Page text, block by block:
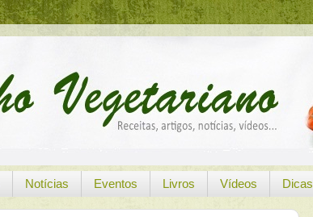
Notícias Eventos Livros Vídeos Dicas